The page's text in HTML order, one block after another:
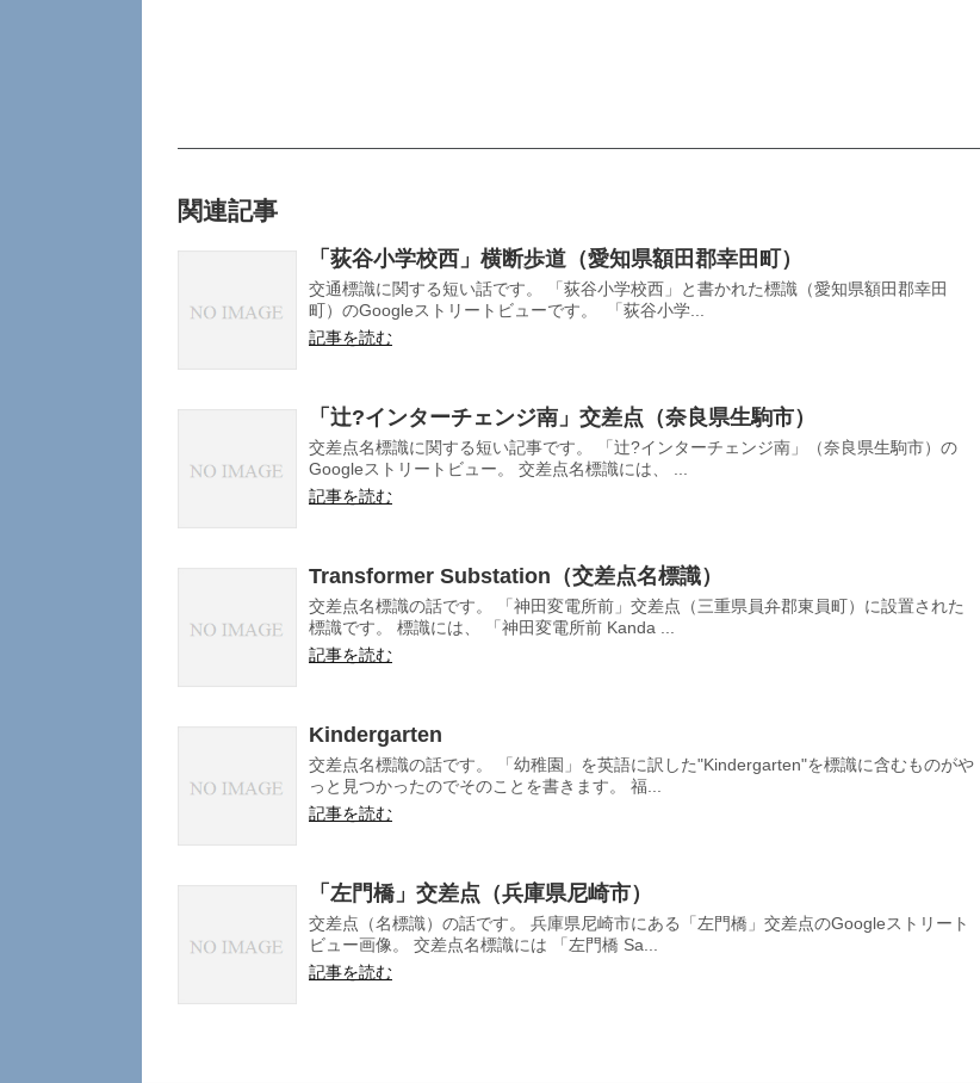
関連記事
「荻谷小学校西」横断歩道（愛知県額田郡幸田町）
交通標識に関する短い話です。 「荻谷小学校西」と書かれた標識（愛知県額田郡幸田
町）のGoogleストリートビューです。 「荻谷小学...
記事を読む
「辻?インターチェンジ南」交差点（奈良県生駒市）
交差点名標識に関する短い記事です。 「辻?インターチェンジ南」（奈良県生駒市）の
Googleストリートビュー。 交差点名標識には、 ...
記事を読む
Transformer Substation（交差点名標識）
交差点名標識の話です。 「神田変電所前」交差点（三重県員弁郡東員町）に設置された
標識です。 標識には、 「神田変電所前 Kanda ...
記事を読む
Kindergarten
交差点名標識の話です。 「幼稚園」を英語に訳した"Kindergarten"を標識に含むものがや
っと見つかったのでそのことを書きます。 福...
記事を読む
「左門橋」交差点（兵庫県尼崎市）
交差点（名標識）の話です。 兵庫県尼崎市にある「左門橋」交差点のGoogleストリート
ビュー画像。 交差点名標識には 「左門橋 Sa...
記事を読む